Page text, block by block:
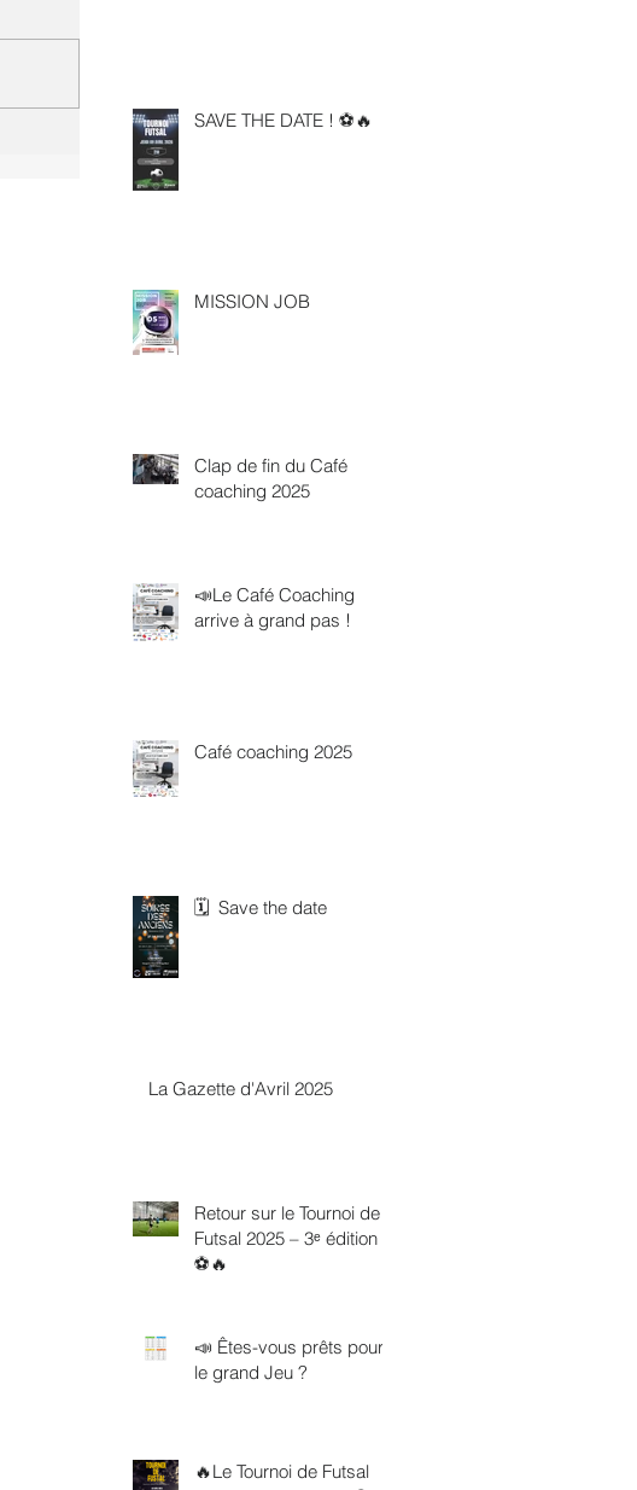
SAVE THE DATE ! ⚽🔥
MISSION JOB
Clap de fin du Café
coaching 2025
📣Le Café Coaching
arrive à grand pas !
Café coaching 2025
🗓 Save the date
La Gazette d'Avril 2025
Retour sur le Tournoi de
Futsal 2025 – 3ᵉ édition !
⚽️🔥
📣 Êtes-vous prêts pour
le grand Jeu ?
🔥Le Tournoi de Futsal